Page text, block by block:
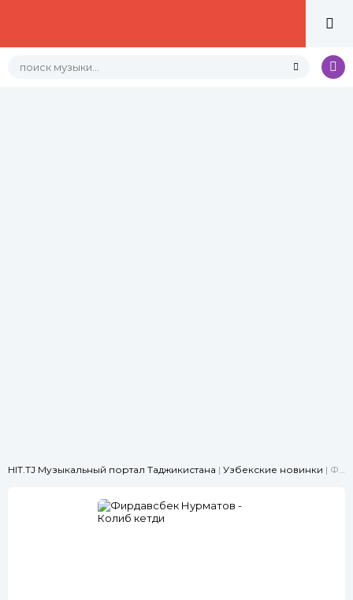
HIT.TJ Музыкальный портал Таджикистана | Узбекские новинки | Фирдавсбек Нурматов - Колиб кетди